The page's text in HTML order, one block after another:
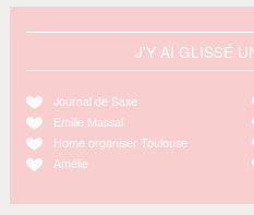
J'Y AI GLISSÉ
Journal de Saxe
Emilie Massal
Home organiser Toulouse
Amélie